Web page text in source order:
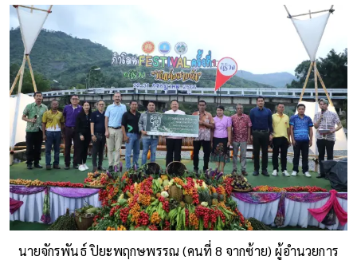
นายจักรพันธ์ ปิยะพฤกษพรรณ (คนที่ 8 จากซ้าย) ผู้อำนวยการ